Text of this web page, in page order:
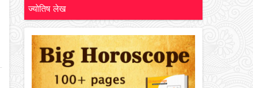
ज्योतिष लेख